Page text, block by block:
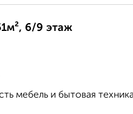
6/9 этаж
мебель и бытовая